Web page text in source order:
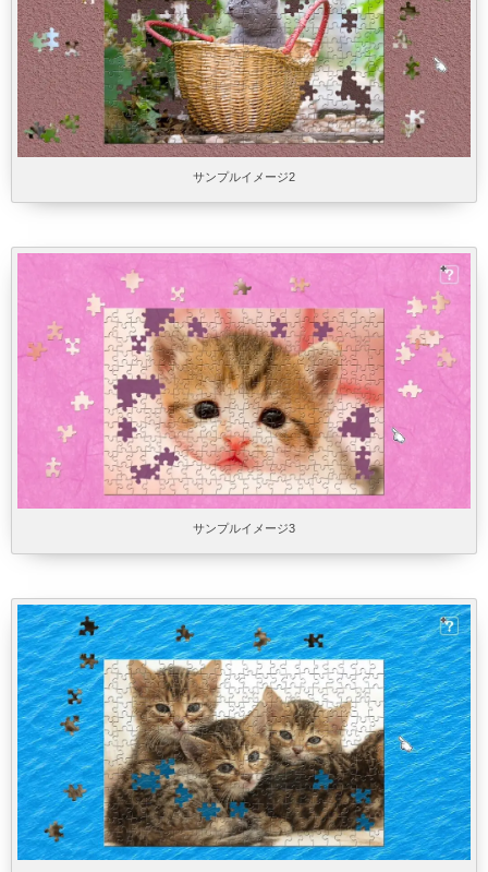
サンプルイメージ2
サンプルイメージ3